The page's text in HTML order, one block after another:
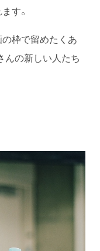
す。
枠で留めたくあ
んの新しい人たち